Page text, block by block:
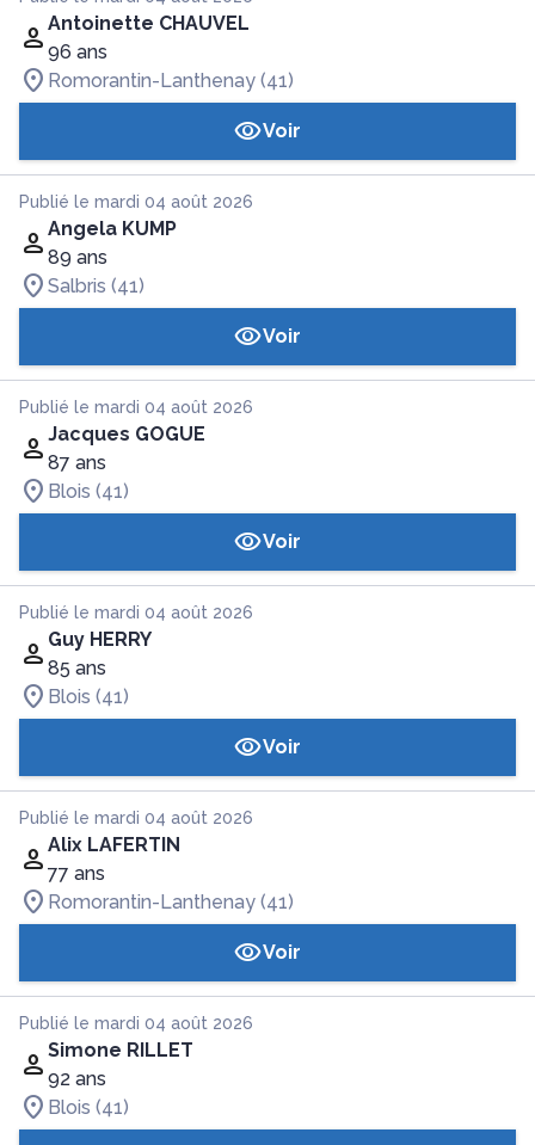
Antoinette CHAUVEL
96 ans
Romorantin-Lanthenay (41)
Voir
Publié le mardi 04 août 2026
Angela KUMP
89 ans
Salbris (41)
Voir
Publié le mardi 04 août 2026
Jacques GOGUE
87 ans
Blois (41)
Voir
Publié le mardi 04 août 2026
Guy HERRY
85 ans
Blois (41)
Voir
Publié le mardi 04 août 2026
Alix LAFERTIN
77 ans
Romorantin-Lanthenay (41)
Voir
Publié le mardi 04 août 2026
Simone RILLET
92 ans
Blois (41)